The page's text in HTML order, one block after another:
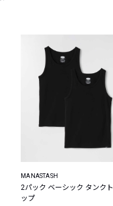
MANASTASH
2パック ベーシック タンクト
ップ